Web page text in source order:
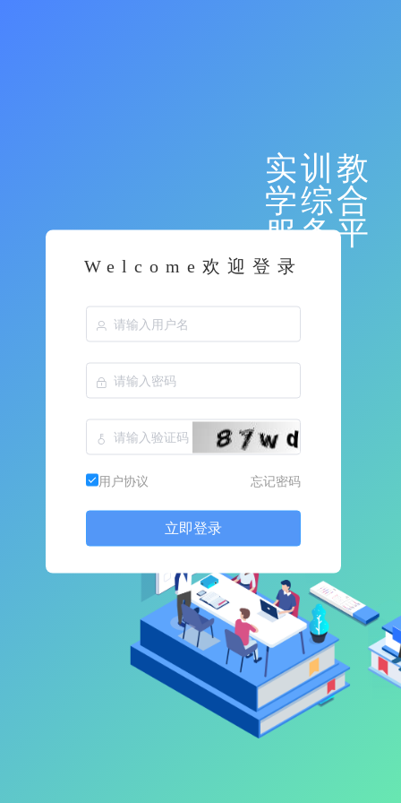
实训教
学综合
服务平
台
Welcome欢迎登录
用户协议 忘记密码
立即登录